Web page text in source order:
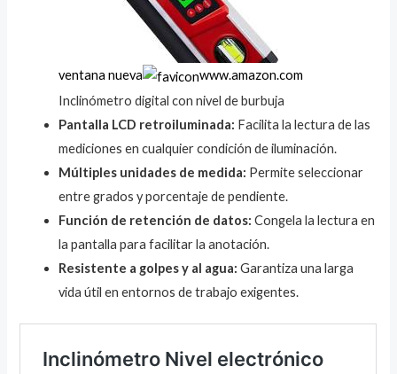
ventana nueva
www.amazon.com
Inclinómetro digital con nivel de burbuja
Pantalla LCD retroiluminada: Facilita la lectura de las
mediciones en cualquier condición de iluminación.
Múltiples unidades de medida: Permite seleccionar
entre grados y porcentaje de pendiente.
Función de retención de datos: Congela la lectura en
la pantalla para facilitar la anotación.
Resistente a golpes y al agua: Garantiza una larga
vida útil en entornos de trabajo exigentes.